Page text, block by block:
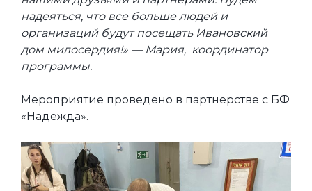
надеяться, что все больше людей и
организаций будут посещать Ивановский
дом милосердия!» — Мария, координатор
программы.
Мероприятие проведено в партнерстве с БФ
«Надежда».